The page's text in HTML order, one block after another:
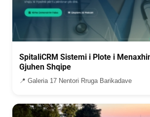
SpitaliCRM Sistemi i Plote i
Gjuhen Shqipe
📍 Galeria 17 Nentori Rruga Barikadave